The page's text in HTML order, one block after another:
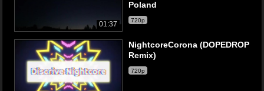
01:37
Poland
720p
NightcoreCorona (DOPEDROP
Remix)
720p